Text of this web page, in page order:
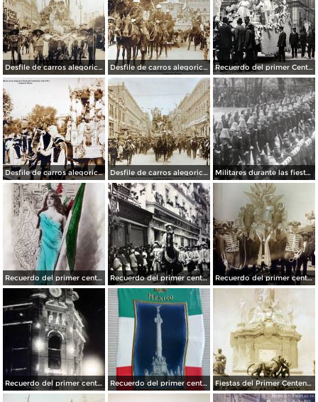
Desfile de carros alegoricos Fiestas del Centenario ( Sep-1910 ) Ciudad de México Desfile de carros alegoricos Fiestas del Centenario ( Sep-1910 ) Ciudad de México Recuerdo del primer Centenario de la Independencia Mexicana carro de La Justicia ( Sep-1910 ) Ciudad de México.
Desfile de carros alegoricos Fiestas del Centenario ( Sep-1910 ) Ciudad de México Desfile de carros alegoricos Fiestas del Centenario ( Sep-1910 ) Ciudad de México Militares durante las fiestas de Primer Centenario de la Independencia (1910)
Recuerdo del primer centenario de la independencia de Mexico 15 de Septiembre de 1910 Recuerdo del primer centenario de la independencia Mexicana Desfile Ciudad de México15 de Septiembre de 1910 Recuerdo del primer centenario de la independencia Mexicana Desfile Ciudad de México 15 de Septiembre de 1910
Recuerdo del primer centenario de la independencia Mexicana Edificio La Mexicana Ciudad de México15 de Septiembre de 1910 Recuerdo del primer centenario de la independencia Mexicana 15 de Septiembre de 1910 Fiestas del Primer Centenario Inaguracion de la Columna de la Independencia Por el Fotografo Fernando Kososky